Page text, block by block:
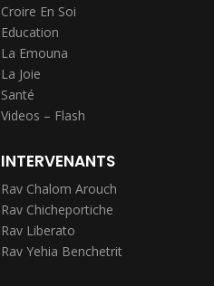
Croire En Soi
Education
La Emouna
La Joie
Santé
Videos – Flash
INTERVENANTS
Rav Chalom Arouch
Rav Chicheportiche
Rav Liberato
Rav Yehia Benchetrit